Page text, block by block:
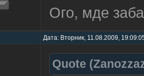
Ого, мде
Дата: Вторник, 11.08.2009,
Quote (